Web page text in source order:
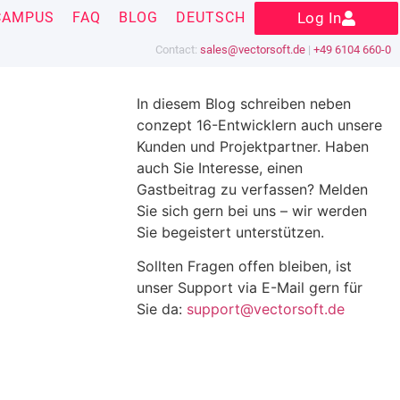
Contact: sales@vectorsoft.de | +49 6104 660-0
FAQ BLOG DEUTSCH Log In
In diesem Blog schreiben neben
conzept 16-Entwicklern auch unsere
Kunden und Projektpartner. Haben
auch Sie Interesse, einen
Gastbeitrag zu verfassen? Melden
Sie sich gern bei uns – wir werden
Sie begeistert unterstützen.
Sollten Fragen offen bleiben, ist
unser Support via E-Mail gern für
Sie da: support@vectorsoft.de